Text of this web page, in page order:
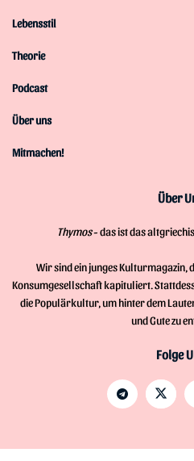
Lebensstil
Theorie
Podcast
Über uns
Mitmachen!
Über
Thymos- das ist das
Wir sind ein junges Kulturmagazin,
Konsumgesellschaft kapituliert.
die Populärkultur, um hinter dem
und Gute zu
Folge